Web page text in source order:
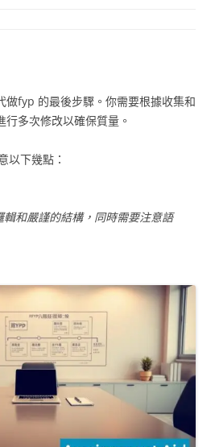
做fyp 的最後步驟。你需要根據收集和
多次修改以確保質量。
以下幾點：
和嚴謹的結構，同時需要注意語